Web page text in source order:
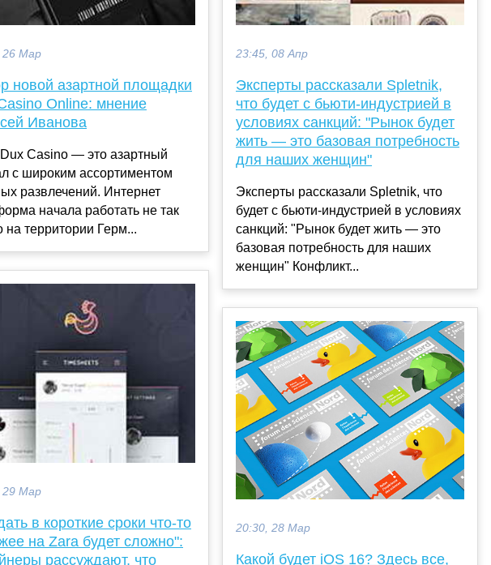
26 Мар
новой азартной площадки
Online: мнение
Иванова
Casino — это азартный
с широким ассортиментом
развлечений. Интернет
начала работать не так
на территории Герм...
29 Мар
в короткие сроки что-то
на Zara будет сложно":
рассуждают, что
23:45, 08 Апр
Эксперты рассказали Spletnik,
что будет с бьюти-индустрией в
условиях санкций: "Рынок будет
жить — это базовая потребность
для наших женщин"
Эксперты рассказали Spletnik, что
будет с бьюти-индустрией в условиях
санкций: "Рынок будет жить — это
базовая потребность для наших
женщин" Конфликт...
20:30, 28 Мар
Какой будет iOS 16? Здесь все,